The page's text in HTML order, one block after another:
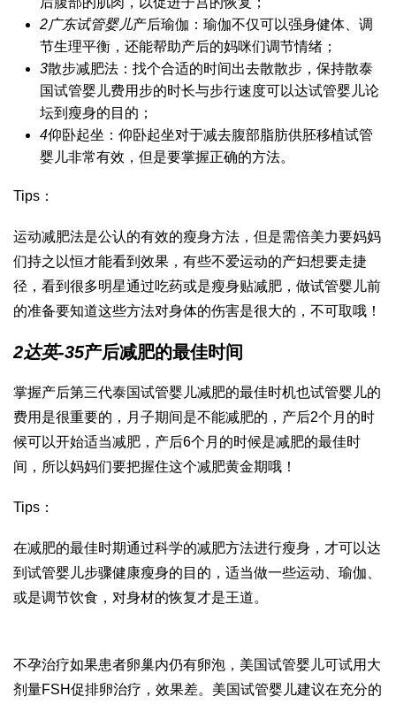
2广东试管婴儿产后瑜伽：瑜伽不仅可以强身健体、调
节生理平衡，还能帮助产后的妈咪们调节情绪；
3散步减肥法：找个合适的时间出去散散步，保持散泰
国试管婴儿费用步的时长与步行速度可以达试管婴儿论
坛到瘦身的目的；
4仰卧起坐：仰卧起坐对于减去腹部脂肪供胚移植试管
婴儿非常有效，但是要掌握正确的方法。
Tips：
运动减肥法是公认的有效的瘦身方法，但是需倍美力要妈妈
们持之以恒才能看到效果，有些不爱运动的产妇想要走捷
径，看到很多明星通过吃药或是瘦身贴减肥， 做试管婴儿前
的准备要知道这些方法对身体的伤害是很大的，不可取哦！
2达英-35产后减肥的最佳时间
掌握产后第三代泰国试管婴儿减肥的最佳时机也试管婴儿的
费用 是很重要的，月子期间是不能减肥的，产后2个月的时
候可以开始适当减肥，产后6个月的时候是减肥的最佳时
间，所以妈妈们要把握住这个减肥黄金期哦！
Tips：
在减肥的最佳时期通过科学的减肥方法进行瘦身，才可以达
到 试管婴儿步骤健康瘦身的目的，适当做一些运动、瑜伽、
或是调节饮食，对身材的恢复才是王道。
不孕治疗如果患者卵巢内仍有卵泡，美国试管婴儿可试用大
剂量FSH促排卵治疗，效果差。美国试管婴儿建议在充分的